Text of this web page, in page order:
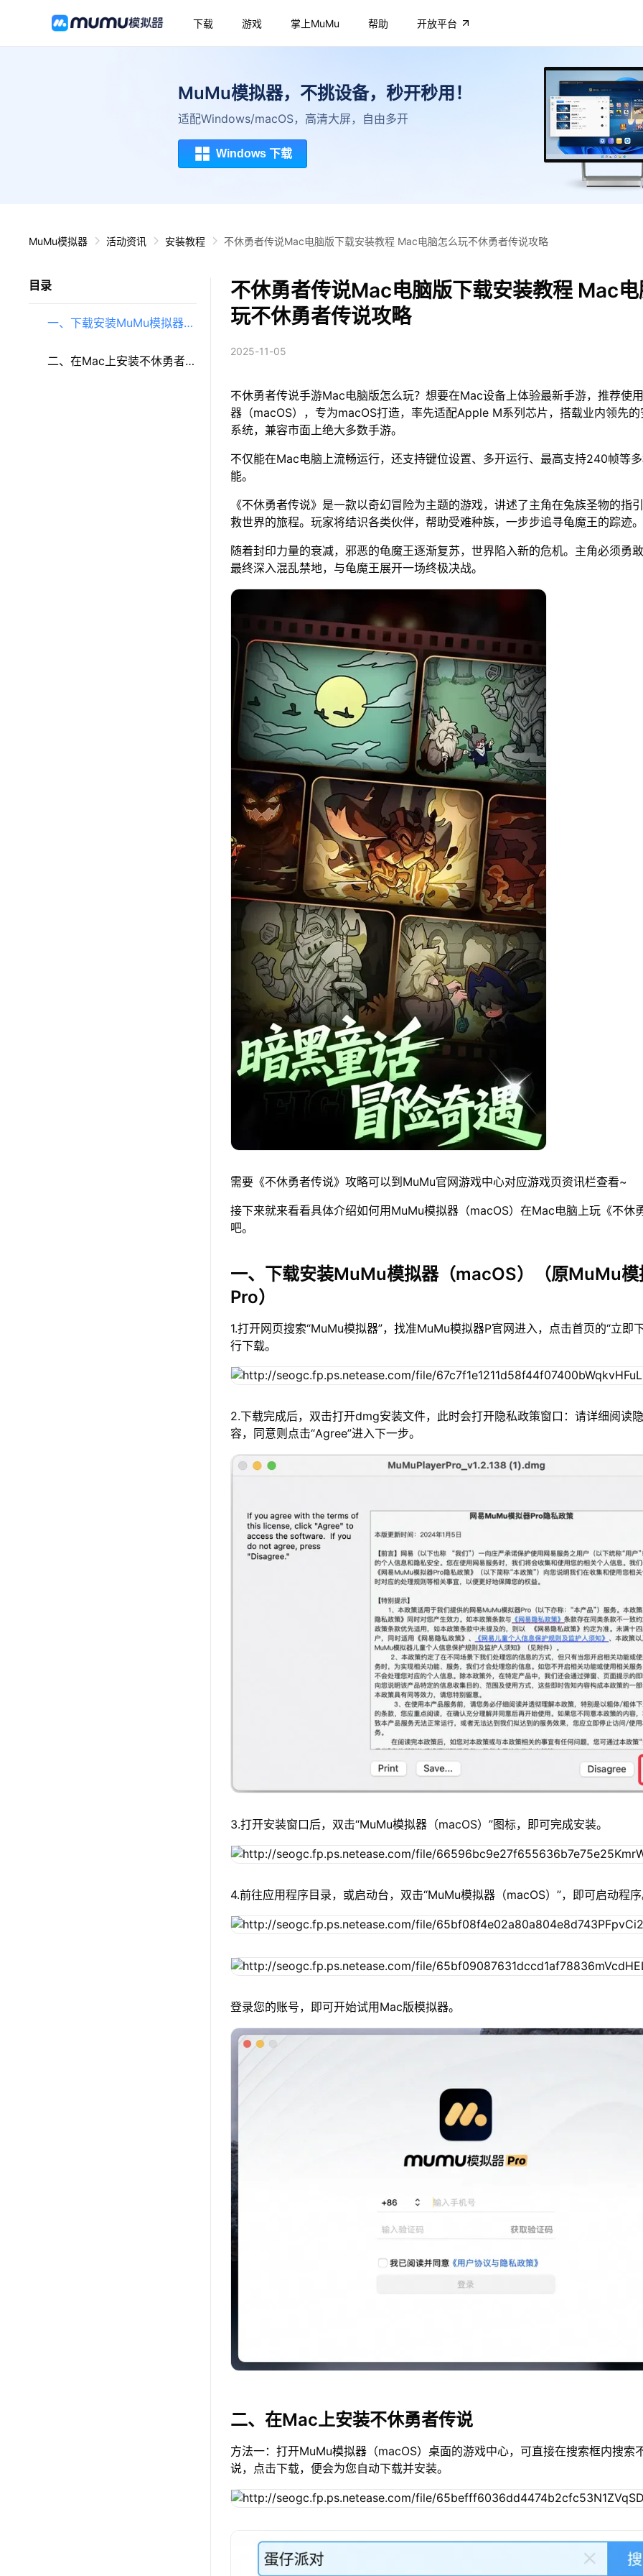
下载 游戏 掌上MuMu 帮助 开放平台
MuMu模拟器，不挑设备，秒开秒用！
适配Windows/macOS，高清大屏，自由多开
Windows 下载
MuMu模拟器 活动资讯 安装教程 不休勇者传说Mac电脑版下载安装教程 Mac电脑怎么玩不休勇者传说攻略
目录
一、下载安装MuMu模拟器
（macOS）（原MuMu模拟
二、在Mac上安装不休勇者
不休勇者传说Mac电脑版下载安装教程 Mac
玩不休勇者传说攻略
2025-11-05
不休勇者传说手游Mac电脑版怎么玩？想要在Mac设备上体验最新手游，推荐使
器（macOS），专为macOS打造，率先适配Apple M系列芯片，搭载业内领先的
系统，兼容市面上绝大多数手游。
不仅能在Mac电脑上流畅运行，还支持键位设置、多开运行、最高支持240帧等
能。
《不休勇者传说》是一款以奇幻冒险为主题的游戏，讲述了主角在兔族圣物的指
救世界的旅程。玩家将结识各类伙伴，帮助受难种族，一步步追寻龟魔王的踪迹
随着封印力量的衰减，邪恶的龟魔王逐渐复苏，世界陷入新的危机。主角必须勇
最终深入混乱禁地，与龟魔王展开一场终极决战。
需要《不休勇者传说》攻略可以到MuMu官网游戏中心对应游戏页资讯栏查看~
接下来就来看看具体介绍如何用MuMu模拟器（macOS）在Mac电脑上玩《不休
吧。
一、下载安装MuMu模拟器（macOS）（原MuMu模
Pro）
1.打开网页搜索“MuMu模拟器”，找准MuMu模拟器P官网进入，点击首页的“立即
行下载。
2.下载完成后，双击打开dmg安装文件，此时会打开隐私政策窗口：请详细阅读
容，同意则点击“Agree”进入下一步。
3.打开安装窗口后，双击“MuMu模拟器（macOS）”图标，即可完成安装。
4.前往应用程序目录，或启动台，双击“MuMu模拟器（macOS）”，即可启动程
登录您的账号，即可开始试用Mac版模拟器。
二、在Mac上安装不休勇者传说
方法一：打开MuMu模拟器（macOS）桌面的游戏中心，可直接在搜索框内搜索
说，点击下载，便会为您自动下载并安装。